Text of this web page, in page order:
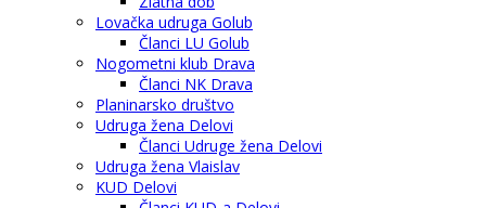
Lovačka udruga Golub
Članci LU Golub
Nogometni klub Drava
Članci NK Drava
Planinarsko društvo
Udruga žena Delovi
Članci Udruge žena Delovi
Udruga žena Vlaislav
KUD Delovi